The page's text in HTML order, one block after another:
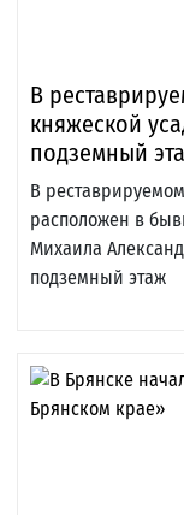
В
княжеской
подземный
В
расположен в
Михаила
подземный этаж